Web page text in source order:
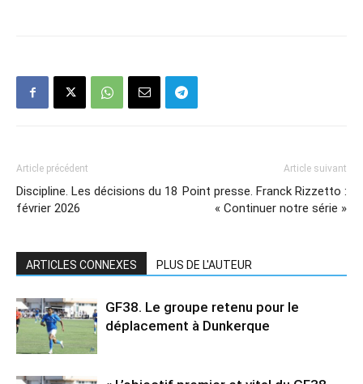
Article précédent
Discipline. Les décisions du 18
février 2026
Article suivant
Point presse. Franck Rizzetto :
« Continuer notre série »
ARTICLES CONNEXES PLUS DE L'AUTEUR
GF38. Le groupe retenu pour le
déplacement à Dunkerque